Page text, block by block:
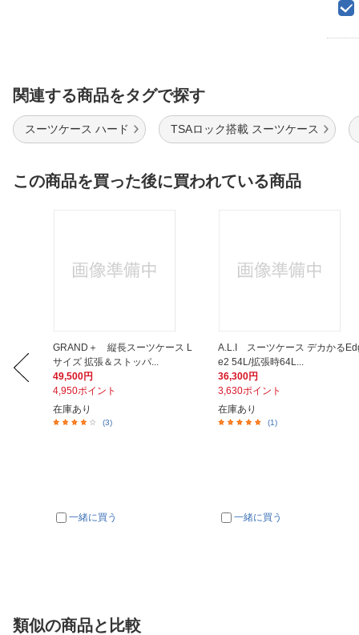
関連する商品をタグで探す
スーツケース ハード TSAロック搭載 スーツケース
この商品を買った後に買われている商品
GRAND＋ 縦長スーツケース L
サイズ 拡張＆ストッパ...
49,500円
4,950ポイント
在庫あり
(3)
一緒に買う
A.L.I スーツケース デカかる
e2 54L/拡張時64L...
36,300円
3,630ポイント
在庫あり
(1)
一緒に買う
類似の商品と比較